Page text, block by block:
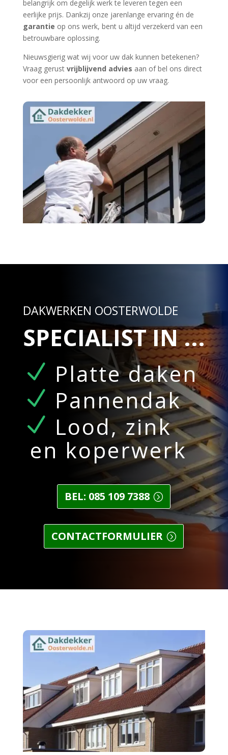
belangrijk om degelijk werk te leveren tegen een
eerlijke prijs. Dankzij onze jarenlange ervaring én de
garantie op ons werk, bent u altijd verzekerd van een
betrouwbare oplossing.
Nieuwsgierig wat wij voor uw dak kunnen betekenen?
Vraag gerust vrijblijvend advies aan of bel ons direct
voor een persoonlijk antwoord op uw vraag.
DAKWERKEN OOSTERWOLDE
SPECIALIST IN ...
Platte daken
Pannendak
Lood, zink
en koperwerk
BEL: 085 109 7388
CONTACTFORMULIER